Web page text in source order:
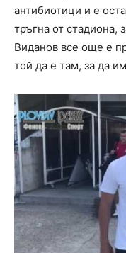
антибиотици и е
тръгна от стадиона,
Виданов все още е
той да е там, за да